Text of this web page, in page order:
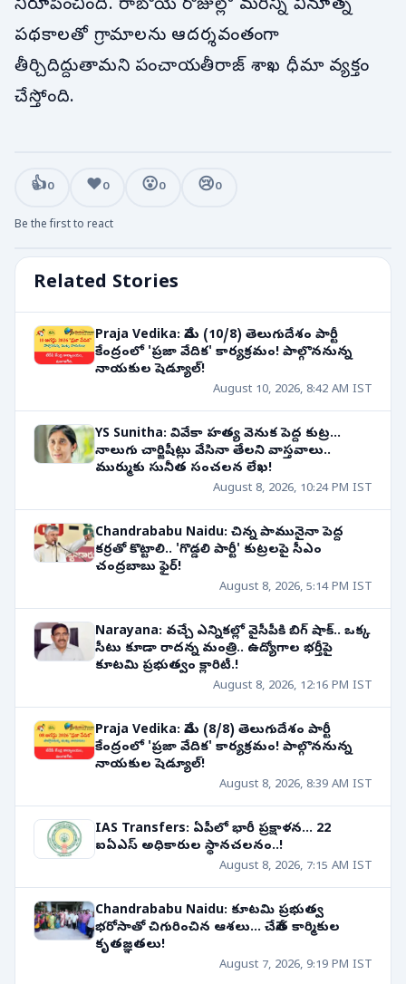
నిరూపించింది. రాబోయే రోజుల్లో మరిన్ని వినూత్న
పథకాలతో గ్రామాలను ఆదర్శవంతంగా
తీర్చిదిద్దుతామని పంచాయతీరాజ్ శాఖ ధీమా వ్యక్తం
చేస్తోంది.
Related Stories
Praja Vedika: నేడు (10/8) తెలుగుదేశం పార్టీ
కేంద్రంలో 'ప్రజా వేదిక' కార్యక్రమం! పాల్గొననున్న
నాయకుల షెడ్యూల్!
August 10, 2026, 8:42 AM IST
YS Sunitha: వివేకా హత్య వెనుక పెద్ద కుట్ర...
నాలుగు చార్జిషీట్లు వేసినా తేలని వాస్తవాలు..
ముర్ముకు సునీత సంచలన లేఖ!
August 8, 2026, 10:24 PM IST
Chandrababu Naidu: చిన్న పామునైనా పెద్ద
కర్రతో కొట్టాలి.. 'గొడ్డలి పార్టీ' కుట్రలపై సీఎం
చంద్రబాబు ఫైర్!
August 8, 2026, 5:14 PM IST
Narayana: వచ్చే ఎన్నికల్లో వైసీపీకి బిగ్ షాక్.. ఒక్క
సీటు కూడా రాదన్న మంత్రి.. ఉద్యోగాల భర్తీపై
కూటమి ప్రభుత్వం క్లారిటీ.!
August 8, 2026, 12:16 PM IST
Praja Vedika: నేడు (8/8) తెలుగుదేశం పార్టీ
కేంద్రంలో 'ప్రజా వేదిక' కార్యక్రమం! పాల్గొననున్న
నాయకుల షెడ్యూల్!
August 8, 2026, 8:39 AM IST
IAS Transfers: ఏపీలో భారీ ప్రక్షాళన... 22
ఐఏఎస్ అధికారుల స్థానచలనం..!
August 8, 2026, 7:15 AM IST
Chandrababu Naidu: కూటమి ప్రభుత్వ
భరోసాతో చిగురించిన ఆశలు... చేనేత కార్మికుల
కృతజ్ఞతలు!
August 7, 2026, 9:19 PM IST
👍0 ❤️0 😮0 😢0
Be the first to react